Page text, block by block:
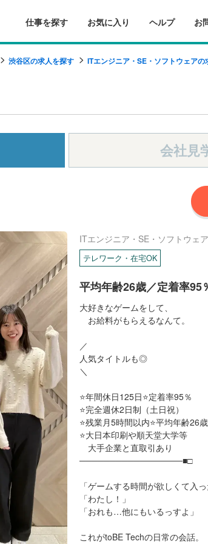
仕事を探す お気に入り ヘルプ お
渋谷区の求人を探す ITエンジニア・SE・ソフトウェアの
会社見
ITエンジニア・SE・ソフトウェア
テレワーク・在宅OK
平均年齢26歳／定着率95
大好きなゲームをして、
お給料がもらえるなんて。
／
人気タイトルも◎
＼
⭐年間休日125日⭐定着率95％
⭐完全週休2日制（土日祝）
⭐残業月5時間以内⭐平均年齢26歳
⭐大日本印刷や順天堂大学等
大手企業と直取引あり
─────────────────■□
「ゲームする時間が欲しくて入っ
「わたし！」
「おれも…他にもいるっすよ」
これがtoBE Techの日常の会話。